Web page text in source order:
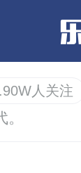
人关注